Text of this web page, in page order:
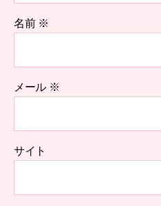
名前 ※
メール ※
サイト